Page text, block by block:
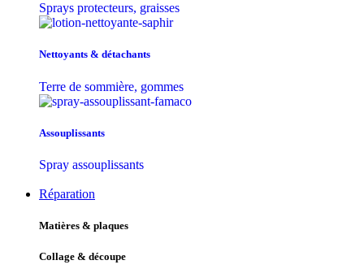
Sprays protecteurs, graisses
Nettoyants & détachants
Terre de sommière, gommes
Assouplissants
Spray assouplissants
Réparation
Matières & plaques
Collage & découpe